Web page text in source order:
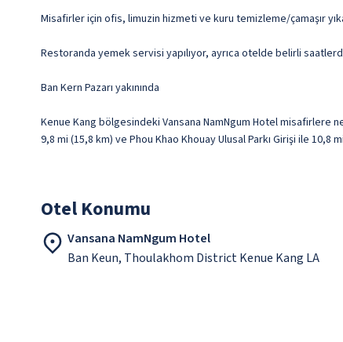
Misafirler için ofis, limuzin hizmeti ve kuru temizleme/çamaşır
Restoranda yemek servisi yapılıyor, ayrıca otelde belirli
Ban Kern Pazarı yakınında
Kenue Kang bölgesindeki Vansana NamNgum Hotel misafirlere
9,8 mi (15,8 km) ve Phou Khao Khouay Ulusal Parkı Girişi ile 10,8
Otel Konumu
Vansana NamNgum Hotel
Ban Keun, Thoulakhom District Kenue Kang LA